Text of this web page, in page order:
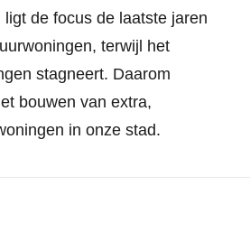
ligt de focus de laatste jaren
terwijl het
stagneert. Daarom
bouwen van extra,
in onze stad.